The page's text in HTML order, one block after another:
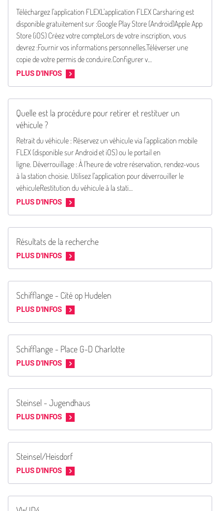
Téléchargez l'application FLEXL'application FLEX Carsharing est
disponible gratuitement sur :Google Play Store (Android)Apple App
Store (iOS) Créez votre compteLors de votre inscription, vous
devrez :Fournir vos informations personnelles.Téléverser une
copie de votre permis de conduire.Configurer v…
PLUS D'INFOS
Quelle est la procédure pour retirer et restituer un
véhicule ?
Retrait du véhicule : Réservez un véhicule via l'application mobile
FLEX (disponible sur Android et iOS) ou le portail en
ligne. Déverrouillage : À l'heure de votre réservation, rendez-vous
à la station choisie. Utilisez l'application pour déverrouiller le
véhiculeRestitution du véhicule à la stati…
PLUS D'INFOS
Résultats de la recherche
PLUS D'INFOS
Schifflange - Cité op Hudelen
PLUS D'INFOS
Schifflange - Place G-D Charlotte
PLUS D'INFOS
Steinsel - Jugendhaus
PLUS D'INFOS
Steinsel/Heisdorf
PLUS D'INFOS